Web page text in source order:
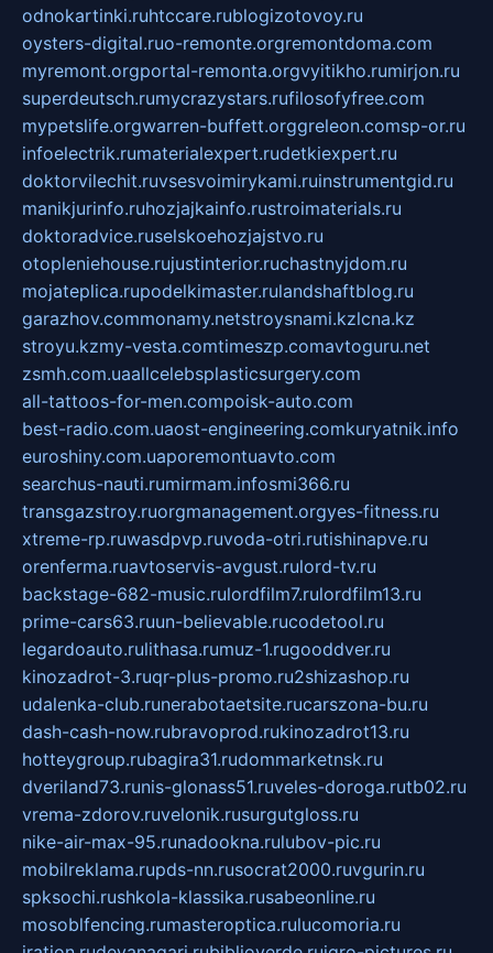
odnokartinki.ruhtccare.rublogizotovoy.ru
oysters-digital.ruo-remonte.orgremontdoma.com
myremont.orgportal-remonta.orgvyitikho.rumirjon.ru
superdeutsch.rumycrazystars.rufilosofyfree.com
mypetslife.orgwarren-buffett.orggreleon.comsp-or.ru
infoelectrik.rumaterialexpert.rudetkiexpert.ru
doktorvilechit.ruvsesvoimirykami.ruinstrumentgid.ru
manikjurinfo.ruhozjajkainfo.rustroimaterials.ru
doktoradvice.ruselskoehozjajstvo.ru
otopleniehouse.rujustinterior.ruchastnyjdom.ru
mojateplica.rupodelkimaster.rulandshaftblog.ru
garazhov.commonamy.netstroysnami.kzlcna.kz
stroyu.kzmy-vesta.comtimeszp.comavtoguru.net
zsmh.com.uaallcelebsplasticsurgery.com
all-tattoos-for-men.compoisk-auto.com
best-radio.com.uaost-engineering.comkuryatnik.info
euroshiny.com.uaporemontuavto.com
searchus-nauti.rumirmam.infosmi366.ru
transgazstroy.ruorgmanagement.orgyes-fitness.ru
xtreme-rp.ruwasdpvp.ruvoda-otri.rutishinapve.ru
orenferma.ruavtoservis-avgust.rulord-tv.ru
backstage-682-music.rulordfilm7.rulordfilm13.ru
prime-cars63.ruun-believable.rucodetool.ru
legardoauto.rulithasa.rumuz-1.rugooddver.ru
kinozadrot-3.ruqr-plus-promo.ru2shizashop.ru
udalenka-club.runerabotaetsite.rucarszona-bu.ru
dash-cash-now.rubravoprod.rukinozadrot13.ru
hotteygroup.rubagira31.rudommarketnsk.ru
dveriland73.runis-glonass51.ruveles-doroga.rutb02.ru
vrema-zdorov.ruvelonik.rusurgutgloss.ru
nike-air-max-95.runadookna.rulubov-pic.ru
mobilreklama.rupds-nn.rusocrat2000.ruvgurin.ru
spksochi.rushkola-klassika.rusabeonline.ru
mosoblfencing.rumasteroptica.rulucomoria.ru